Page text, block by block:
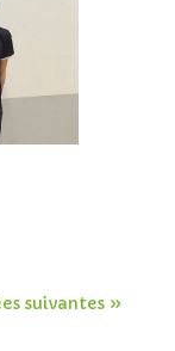
suivantes »